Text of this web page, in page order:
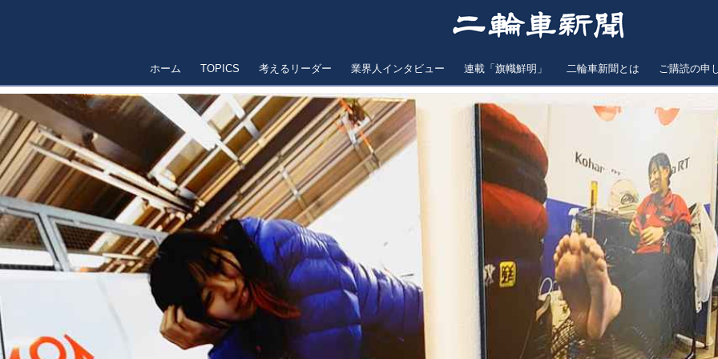
ホーム TOPICS 考えるリーダー 業界人インタビュー 連載「旗幟鮮明」 二輪車新聞とは ご購読の申